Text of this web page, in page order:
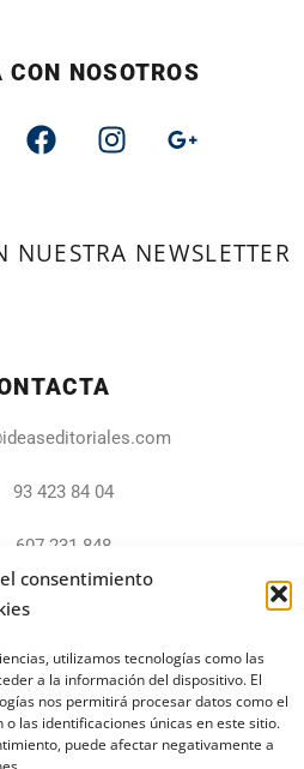
consentimiento
utilizamos tecnologías como las
a la información del dispositivo. El
nos permitirá procesar datos como el
las identificaciones únicas en este sitio.
puede afectar negativamente a
CON NOSOTROS
NUESTRA NEWSLETTER
93 423 84 04
607 231 848